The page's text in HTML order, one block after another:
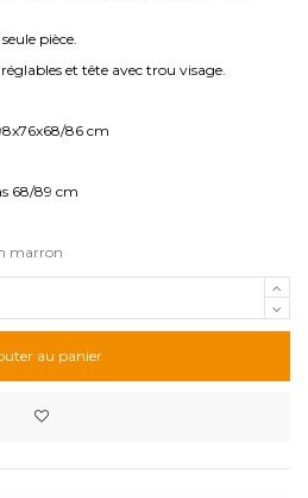
pièce.
et tête avec trou visage.
86 cm
68/89 cm
marron
au panier